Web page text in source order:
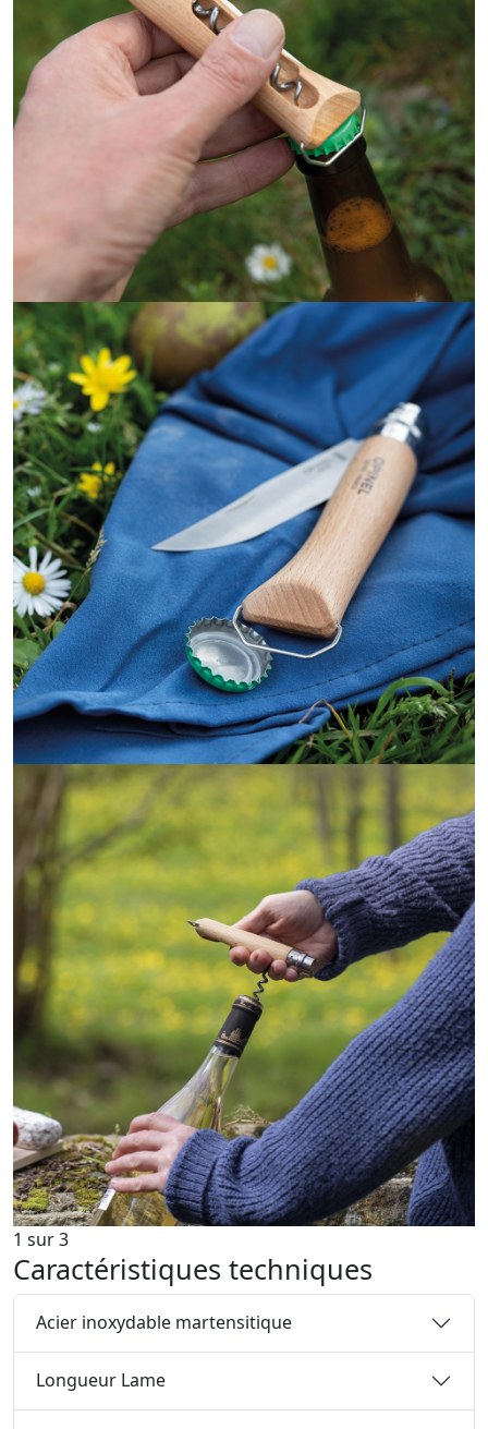
1 sur3
Caractéristiques techniques
Acier inoxydable martensitique
Longueur Lame